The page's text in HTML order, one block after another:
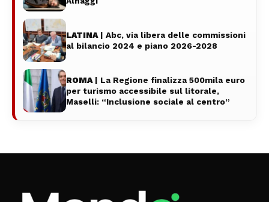
LATINA | Abc, via libera delle commissioni
al bilancio 2024 e piano 2026-2028
ROMA | La Regione finalizza 500mila euro
per turismo accessibile sul litorale,
Maselli: “Inclusione sociale al centro”